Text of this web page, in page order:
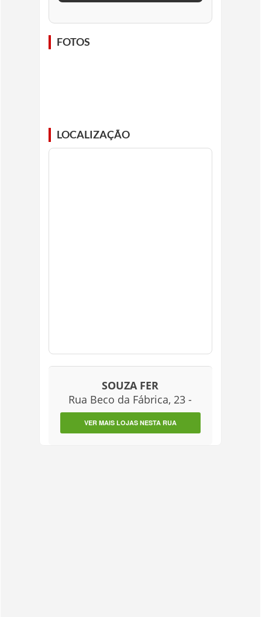
FOTOS
LOCALIZAÇÃO
SOUZA FER
Rua Beco da Fábrica, 23 -
VER MAIS LOJAS NESTA RUA